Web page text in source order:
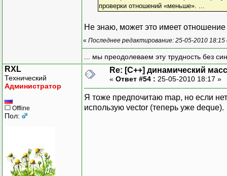
// Выводим конечное
print_list(list);
}
проверки отношений «меньше». ...
Не знаю, может это имеет
« Последнее редактирование: 25-05-2010
... мы преодолеваем эту трудность без
RXL
Технический
Администратор
Offline
Пол:
Re: [C++] динамический
« Ответ #54 : 25-05-2010 18:17 »
Я тоже предпочитаю map, но если
использую vector (теперь уже deque).